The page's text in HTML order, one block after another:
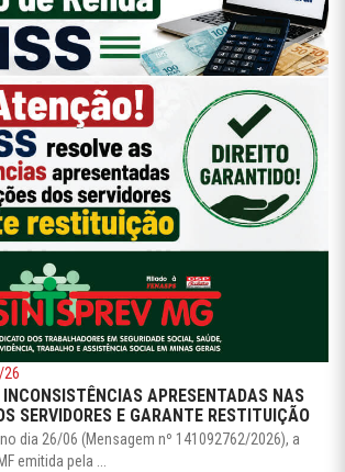
26
INCONSISTÊNCIAS APRESENTADAS NAS
SERVIDORES E GARANTE RESTITUIÇÃO
dia 26/06 (Mensagem nº 141092762/2026), a
emitida pela ...